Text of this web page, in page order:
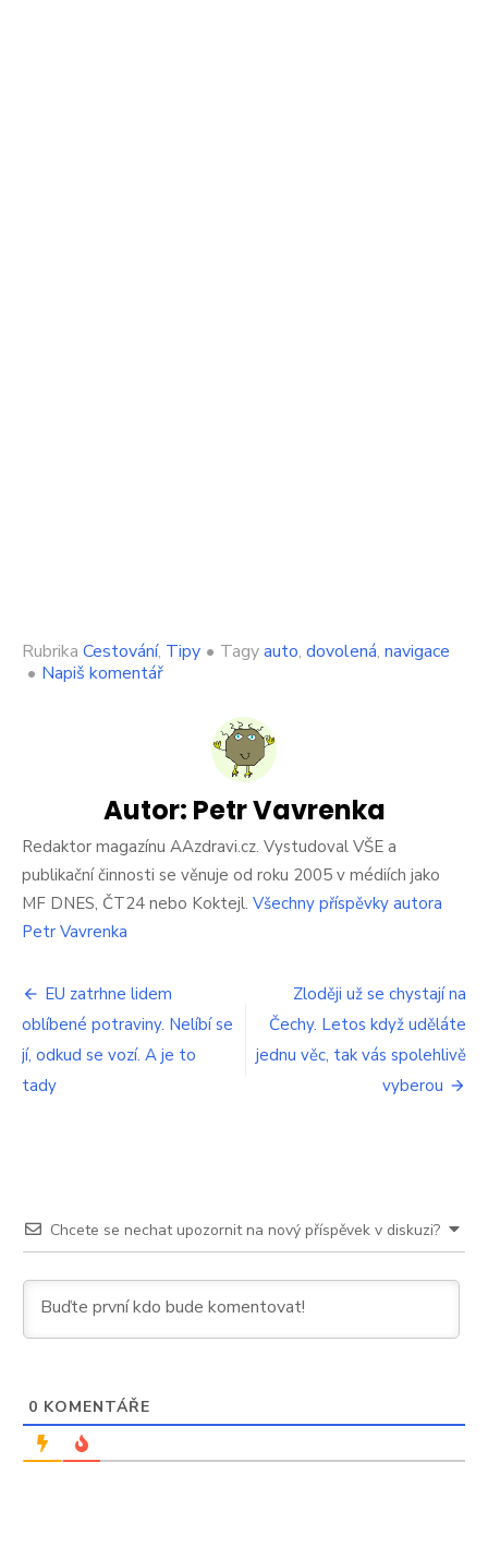
Rubrika Cestování, Tipy • Tagyauto, dovolená, navigace
• Napiš komentářon
zapnutou
navigaci?
Napálí
vám
pokutu,
pozor
to.
Autor: Petr Vavrenka
Redaktor magazínu AAzdravi.cz. Vystudoval VŠE a
publikační činnosti se věnuje od roku 2005 v médiích jako
MF DNES, ČT24 nebo Koktejl. Všechny příspěvky autora
Petr Vavrenka
Navigace
pro
příspěvek
EU zatrhne lidem
oblíbené potraviny. Nelíbí se
jí, odkud se vozí. A je to
tady
Zloději už se chystají na
Čechy. Letos když uděláte
jednu věc, tak vás spolehlivě
vyberou
Chcete se nechat upozornit na nový příspěvek v diskuzi?
0 KOMENTÁŘE